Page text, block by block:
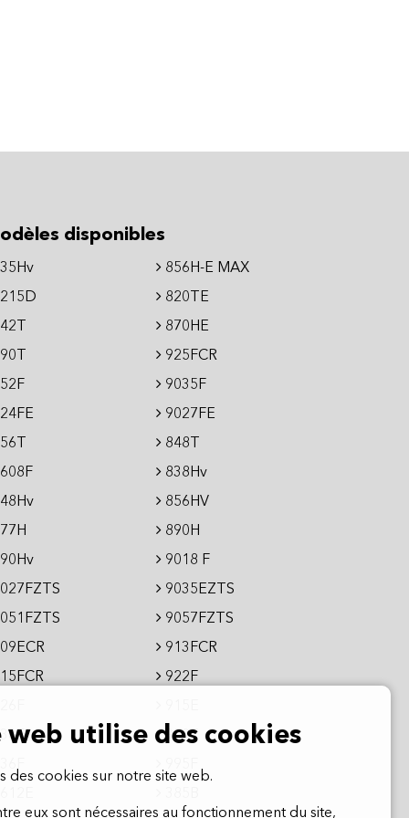
disponibles
856H-E MAX
820TE
870HE
925FCR
9035F
9027FE
848T
838Hv
856HV
890H
9018 F
9035EZTS
9057FZTS
913FCR
922F
950E
web utilise des cookies
des cookies sur notre site web.
eux sont nécessaires au fonctionnement du site,